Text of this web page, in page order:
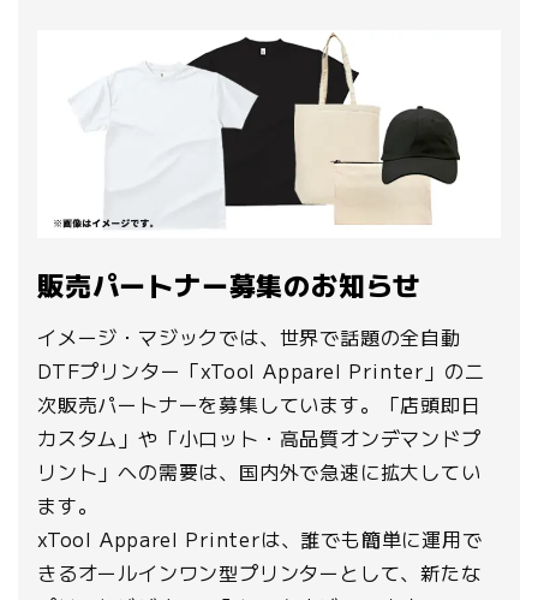
販売パートナー募集のお知らせ
イメージ・マジックでは、世界で話題の全自動
DTFプリンター「xTool Apparel Printer」の二
次販売パートナーを募集しています。「店頭即日
カスタム」や「小ロット・高品質オンデマンドプ
リント」への需要は、国内外で急速に拡大してい
ます。
xTool Apparel Printerは、誰でも簡単に運用で
きるオールインワン型プリンターとして、新たな